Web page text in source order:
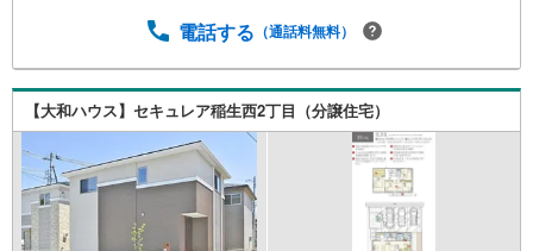
電話する （通話料無料）
【大和ハウス】セキュレア稲生西2丁目（分譲住宅）